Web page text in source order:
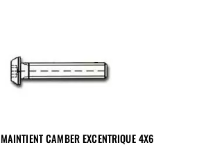
BOULON MAINTIENT CAMBER EXCENTRIQUE 4X6